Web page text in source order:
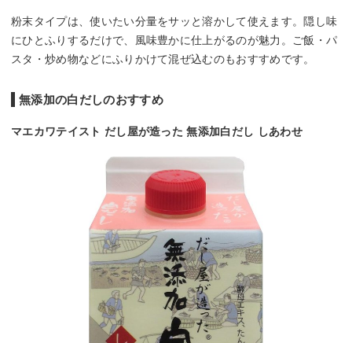
粉末タイプは、使いたい分量をサッと溶かして使えます。隠し味
にひとふりするだけで、風味豊かに仕上がるのが魅力。ご飯・パ
スタ・炒め物などにふりかけて混ぜ込むのもおすすめです。
無添加の白だしのおすすめ
マエカワテイスト だし屋が造った 無添加白だし しあわせ